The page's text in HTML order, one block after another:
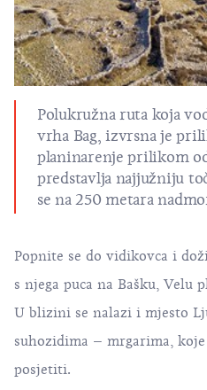
Polukružna ruta koja
vrha Bag, izvrsna je
planinarenje prilikom
predstavlja najjužniju
se na 250 metara
Popnite se do vidikovca i
s njega puca na Bašku, Velu
U blizini se nalazi i mjesto
suhozidima – mrgarima,
posjetiti.